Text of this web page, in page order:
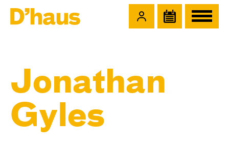
Jonathan
Gyles